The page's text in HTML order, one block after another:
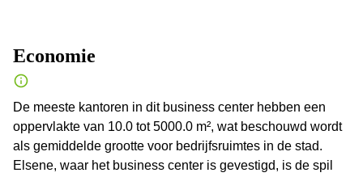
Economie
De meeste kantoren in dit business center hebben een
oppervlakte van 10.0 tot 5000.0 m², wat beschouwd wordt
als gemiddelde grootte voor bedrijfsruimtes in de stad.
Elsene, waar het business center is gevestigd, is de spil